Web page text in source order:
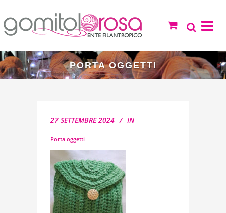
PORTA OGGETTI
27 SETTEMBRE 2024 IN
Porta oggetti